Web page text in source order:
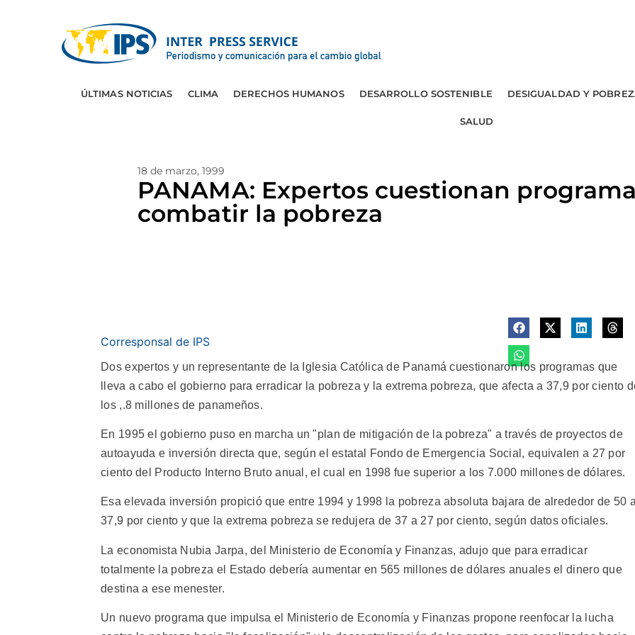
ÚLTIMAS NOTICIAS CLIMA DERECHOS HUMANOS DESARROLLO SOSTENIBLE DESIGUALDAD Y
SALUD
18 de marzo, 1999
PANAMA: Expertos cuestionan
combatir la pobreza
Corresponsal de IPS
Dos expertos y un representante de la Iglesia Católica de Panamá cuestionaron los programas que
lleva a cabo el gobierno para erradicar la pobreza y la extrema pobreza, que afecta a 37,9 por ciento
los ,.8 millones de panameños.
En 1995 el gobierno puso en marcha un "plan de mitigación de la pobreza" a través de proyectos de
autoayuda e inversión directa que, según el estatal Fondo de Emergencia Social, equivalen a 27 por
ciento del Producto Interno Bruto anual, el cual en 1998 fue superior a los 7.000 millones de dólares.
Esa elevada inversión propició que entre 1994 y 1998 la pobreza absoluta bajara de alrededor de 50
37,9 por ciento y que la extrema pobreza se redujera de 37 a 27 por ciento, según datos oficiales.
La economista Nubia Jarpa, del Ministerio de Economía y Finanzas, adujo que para erradicar
totalmente la pobreza el Estado debería aumentar en 565 millones de dólares anuales el dinero que
destina a ese menester.
Un nuevo programa que impulsa el Ministerio de Economía y Finanzas propone reenfocar la lucha